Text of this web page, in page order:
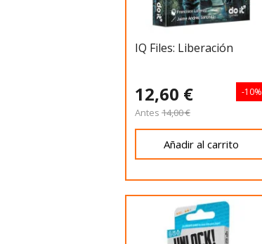
IQ Files: Liberación
12,60 €
Antes 14,00 €
-10%
Añadir al carrito